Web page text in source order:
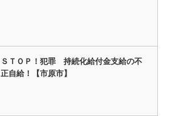
ＳＴＯＰ！犯罪 持続化給付金支給の不
正自給！【市原市】